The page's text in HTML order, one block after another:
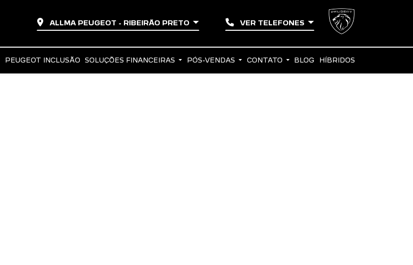
ALLMA PEUGEOT - RIBEIRÃO PRETO VER TELEFONES
PEUGEOT INCLUSÃO SOLUÇÕES FINANCEIRAS PÓS-VENDAS CONTATO BLOG HÍBRIDOS